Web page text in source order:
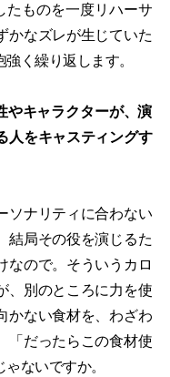
たものを一度リハーサ
かなズレが生じていた
く繰り返します。
やキャラクターが、演
人をキャスティングす
ソナリティに合わない
結局その役を演じるた
なので。そういうカロ
、別のところに力を使
かない食材を、わざわ
「だったらこの食材使
ないですか。